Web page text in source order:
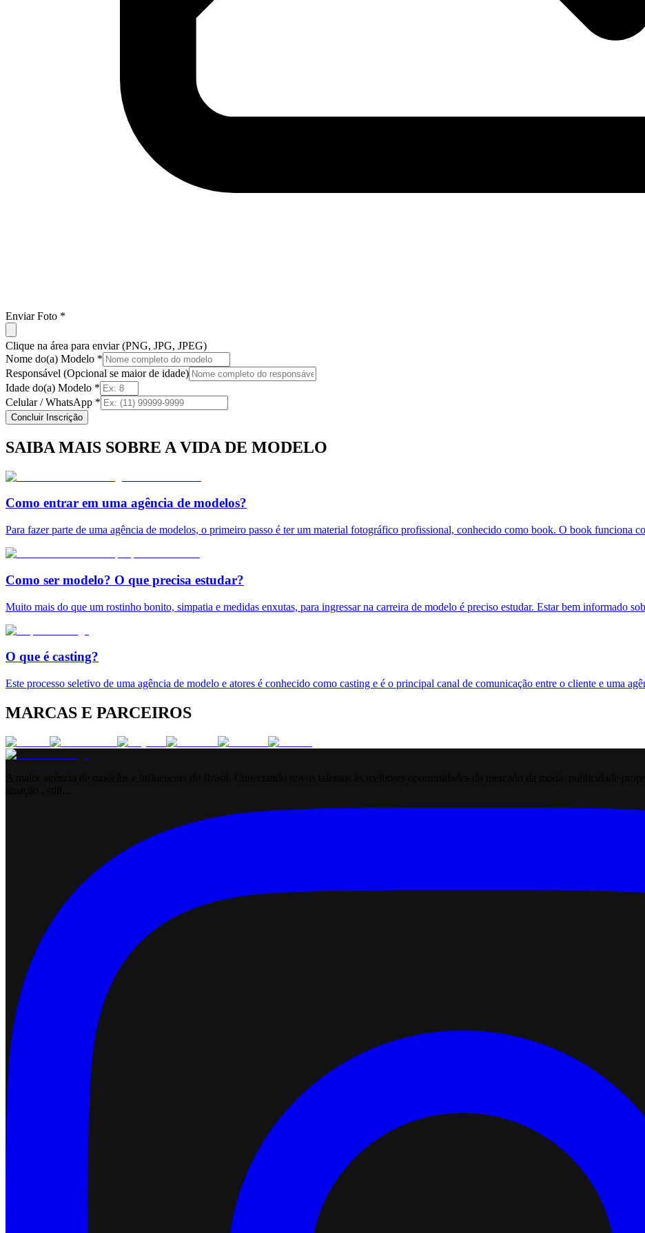
Enviar Foto *
Clique na área para enviar (PNG, JPG, JPEG)
Nome do(a) Modelo *
Responsável (Opcional se maior de idade)
Idade do(a) Modelo *
Celular / WhatsApp *
Concluir Inscrição
SAIBA MAIS SOBRE A VIDA DE MODELO
Como entrar em uma agência de modelos?
Para fazer parte de uma agência de modelos, o primeiro passo é ter um material fotográfico profissional, conhecido como book. O book funciona
Como ser modelo? O que precisa estudar?
Muito mais do que um rostinho bonito, simpatia e medidas enxutas, para ingressar na carreira de modelo é preciso estudar. Estar bem informado
O que é casting?
Este processo seletivo de uma agência de modelo e atores é conhecido como casting e é o principal canal de comunicação entre o cliente e uma
MARCAS E PARCEIROS